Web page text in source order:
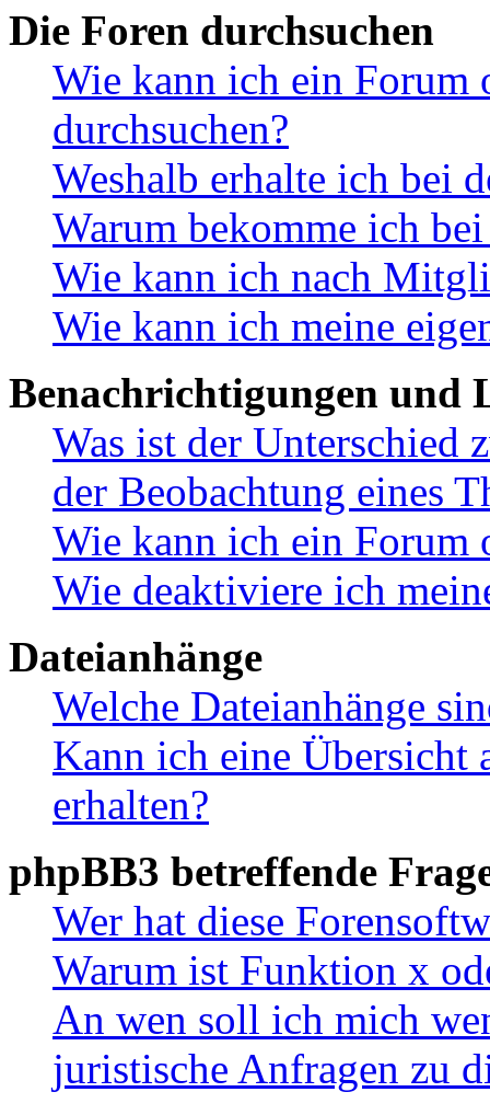
Die Foren durchsuchen
Wie kann ich ein Forum
durchsuchen?
Weshalb erhalte ich bei
Warum bekomme ich
Wie kann ich nach
Wie kann ich meine
Benachrichtigungen und
Was ist der Unterschied
der Beobachtung eines
Wie kann ich ein Forum
Wie deaktiviere ich
Dateianhänge
Welche Dateianhänge
Kann ich eine Übersicht
erhalten?
phpBB3 betreffende
Wer hat diese
Warum ist Funktion x
An wen soll ich mich
juristische Anfragen zu